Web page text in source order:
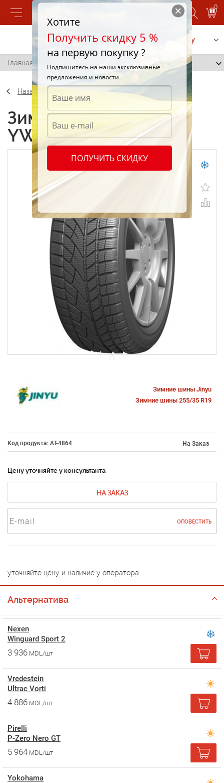
0
Позвонить Заказать услугу
Главная /
Назад
Зимние шины Jinyu
YW52 255/35 R19 96H
Зимние шины Jinyu
Зимние шины 255/35 R19
Код продукта: AT-4864 На Заказ
Цену уточняйте у консультанта
НА ЗАКАЗ
ОПОВЕСТИТЬ
уточняйте цену и наличие у оператора
Альтернатива
Nexen
Winguard Sport 2
3 936 MDL/шт
Vredestein
Ultrac Vorti
4 886 MDL/шт
Pirelli
P-Zero Nero GT
5 964 MDL/шт
Yokohama
Хотите
Получить скидку 5 %
на первую покупку ?
Подпишитесь на наши эксклюзивные
предложения и новости
ПОЛУЧИТЬ СКИДКУ